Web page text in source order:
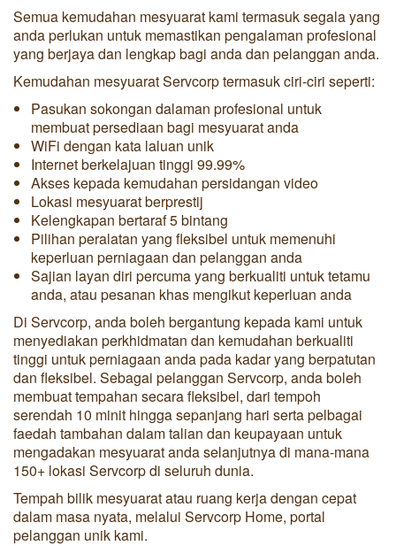
Semua kemudahan mesyuarat kami termasuk segala yang
anda perlukan untuk memastikan pengalaman profesional
yang berjaya dan lengkap bagi anda dan pelanggan anda.
Kemudahan mesyuarat Servcorp termasuk ciri-ciri seperti:
Pasukan sokongan dalaman profesional untuk
membuat persediaan bagi mesyuarat anda
WiFi dengan kata laluan unik
Internet berkelajuan tinggi 99.99%
Akses kepada kemudahan persidangan video
Lokasi mesyuarat berprestij
Kelengkapan bertaraf 5 bintang
Pilihan peralatan yang fleksibel untuk memenuhi
keperluan perniagaan dan pelanggan anda
Sajian layan diri percuma yang berkualiti untuk tetamu
anda, atau pesanan khas mengikut keperluan anda
Di Servcorp, anda boleh bergantung kepada kami untuk
menyediakan perkhidmatan dan kemudahan berkualiti
tinggi untuk perniagaan anda pada kadar yang berpatutan
dan fleksibel. Sebagai pelanggan Servcorp, anda boleh
membuat tempahan secara fleksibel, dari tempoh
serendah 10 minit hingga sepanjang hari serta pelbagai
faedah tambahan dalam talian dan keupayaan untuk
mengadakan mesyuarat anda selanjutnya di mana-mana
150+ lokasi Servcorp di seluruh dunia.
Tempah bilik mesyuarat atau ruang kerja dengan cepat
dalam masa nyata, melalui Servcorp Home, portal
pelanggan unik kami.